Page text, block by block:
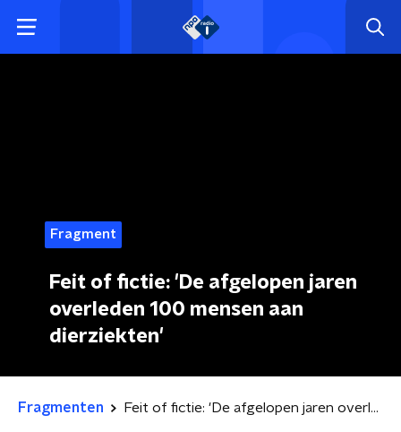
Fragment
Feit of fictie: 'De afgelopen jaren
overleden 100 mensen aan
dierziekten'
Fragmenten Feit of fictie: 'De afgelopen jaren overleden 100 mensen aan dierziekten'